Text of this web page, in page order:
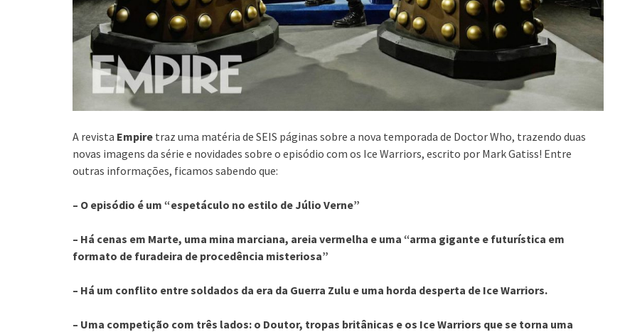
A revista Empire traz uma matéria de SEIS páginas sobre a nova temporada de Doctor Who, trazendo duas
novas imagens da série e novidades sobre o episódio com os Ice Warriors, escrito por Mark Gatiss! Entre
outras informações, ficamos sabendo que:
– O episódio é um “espetáculo no estilo de Júlio Verne”
– Há cenas em Marte, uma mina marciana, areia vermelha e uma “arma gigante e futurística em
formato de furadeira de procedência misteriosa”
– Há um conflito entre soldados da era da Guerra Zulu e uma horda desperta de Ice Warriors.
– Uma competição com três lados: o Doutor, tropas britânicas e os Ice Warriors que se torna uma